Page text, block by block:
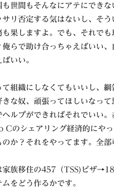
も世間もそんなにアテにできな
サリ否定する気はないし、そ
も果しますよ。でも、それで
俺らで助け合っちゃえばいい
いい。
て組織にしなくてもいいし、綱
きな奴、頑張ってほしいなっ
ヘルプができればそれでいい
Cのシェアリング経済的にや
のか？それをやってます。全
家族移住の457（TSS)ビザ
をどう作るかです。